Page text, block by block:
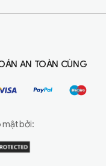
AN TOÀN CÙNG
bởi: